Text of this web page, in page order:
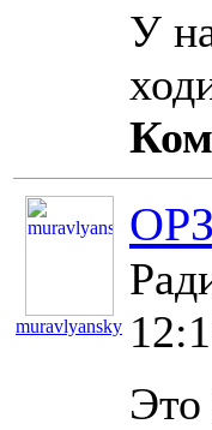
У
muravlyansky